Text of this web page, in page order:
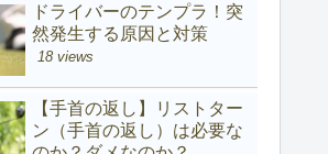
ドライバーのテンプラ！突
然発生する原因と対策
18 views
【手首の返し】リストター
ン（手首の返し）は必要な